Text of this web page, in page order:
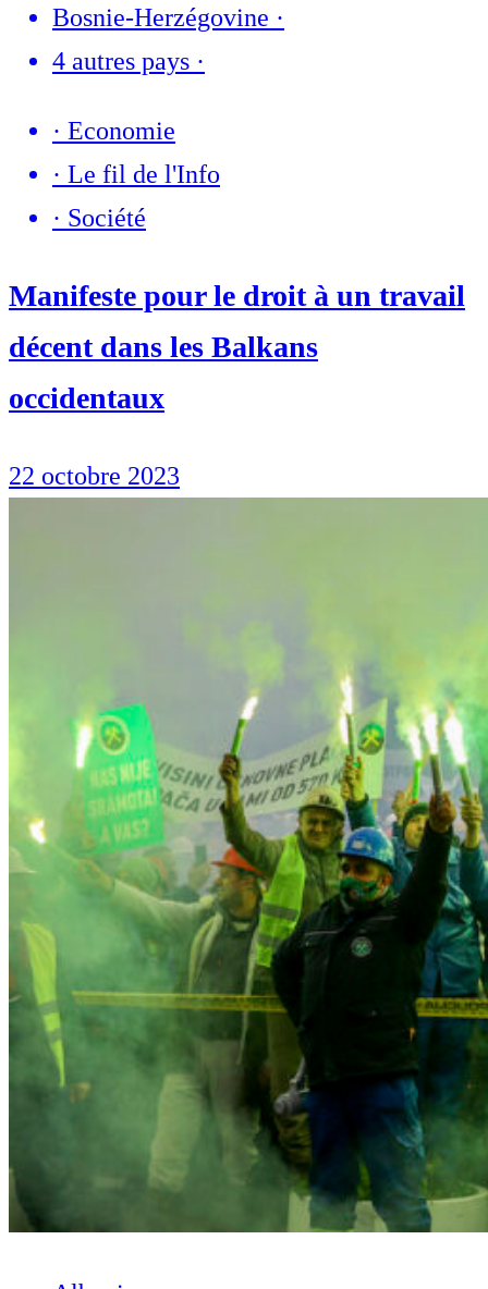
Bosnie-Herzégovine ·
4 autres pays ·
· Economie
· Le fil de l'Info
· Société
Manifeste pour le droit à un travail
décent dans les Balkans
occidentaux
22 octobre 2023